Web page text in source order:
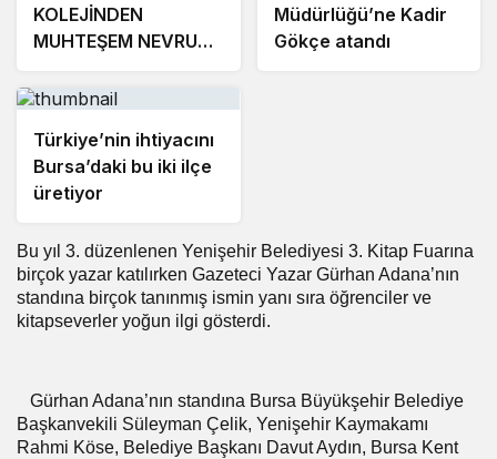
KOLEJİNDEN
MUHTEŞEM NEVRUZ
Müdürlüğü’ne Kadir
Gökçe atandı
Türkiye’nin ihtiyacını
Bursa’daki bu iki ilçe
üretiyor
Bu yıl 3. düzenlenen Yenişehir Belediyesi 3. Kitap Fuarına
birçok yazar katılırken Gazeteci Yazar Gürhan Adana’nın
standına birçok tanınmış ismin yanı sıra öğrenciler ve
kitapseverler yoğun ilgi gösterdi.
Gürhan Adana’nın standına Bursa Büyükşehir Belediye
Başkanvekili Süleyman Çelik, Yenişehir Kaymakamı
Rahmi Köse, Belediye Başkanı Davut Aydın, Bursa Kent